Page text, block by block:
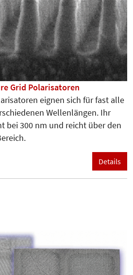
Grid Polarisatoren
eignen sich für fast alle
Wellenlängen. Ihr
bei 300 nm und reicht über den
Details